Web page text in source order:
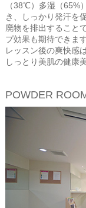
（38℃）多湿（65%
き、しっかり発汗を
廃物を排出すること
プ効果も期待できます
レッスン後の爽快感
しっとり美肌の健康
POWDER